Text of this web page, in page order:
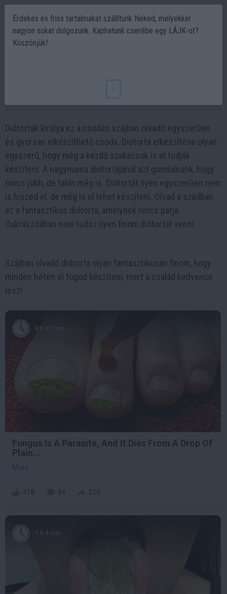
Diótorták királya ez a csodás szájban olvadó egyszerűen
és gyorsan elkészíthető csoda. Diótorta elkészítése olyan
egyszerű, hogy még a kezdő szakácsok is el tudják
készíteni. A nagymama diótortájánál azt gondolnánk, hogy
nincs jobb, de talán még is. Diótortát ilyen egyszerűen nem
is hiszed el, de még is el lehet készíteni. Olvad a szádban
ez a fantasztikus diótorta, amelynek nincs párja.
Cukrászdában nem tudsz ilyen finom diótortát venni.
Szájban olvadó diótorta olyan fantasztikusan finom, hogy
minden héten el fogod készíteni, mert a család kedvence
lesz!
8 h 37 min
Fungus Is A Parasite, And It Dies From A Drop Of
Plain...
More
1 h 4 min
Érdekes és friss tartalmakat szállítunk Neked, melyekkel
nagyon sokat dolgozunk. Kaphatunk cserébe egy LÁJK-ot?
Köszönjük!